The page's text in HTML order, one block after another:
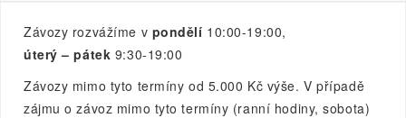
Závozy rozvážíme v pondělí 10:00-19:00,
úterý – pátek 9:30-19:00
Závozy mimo tyto termíny od 5.000 Kč výše. V případě
zájmu o závoz mimo tyto termíny (ranní hodiny, sobota)